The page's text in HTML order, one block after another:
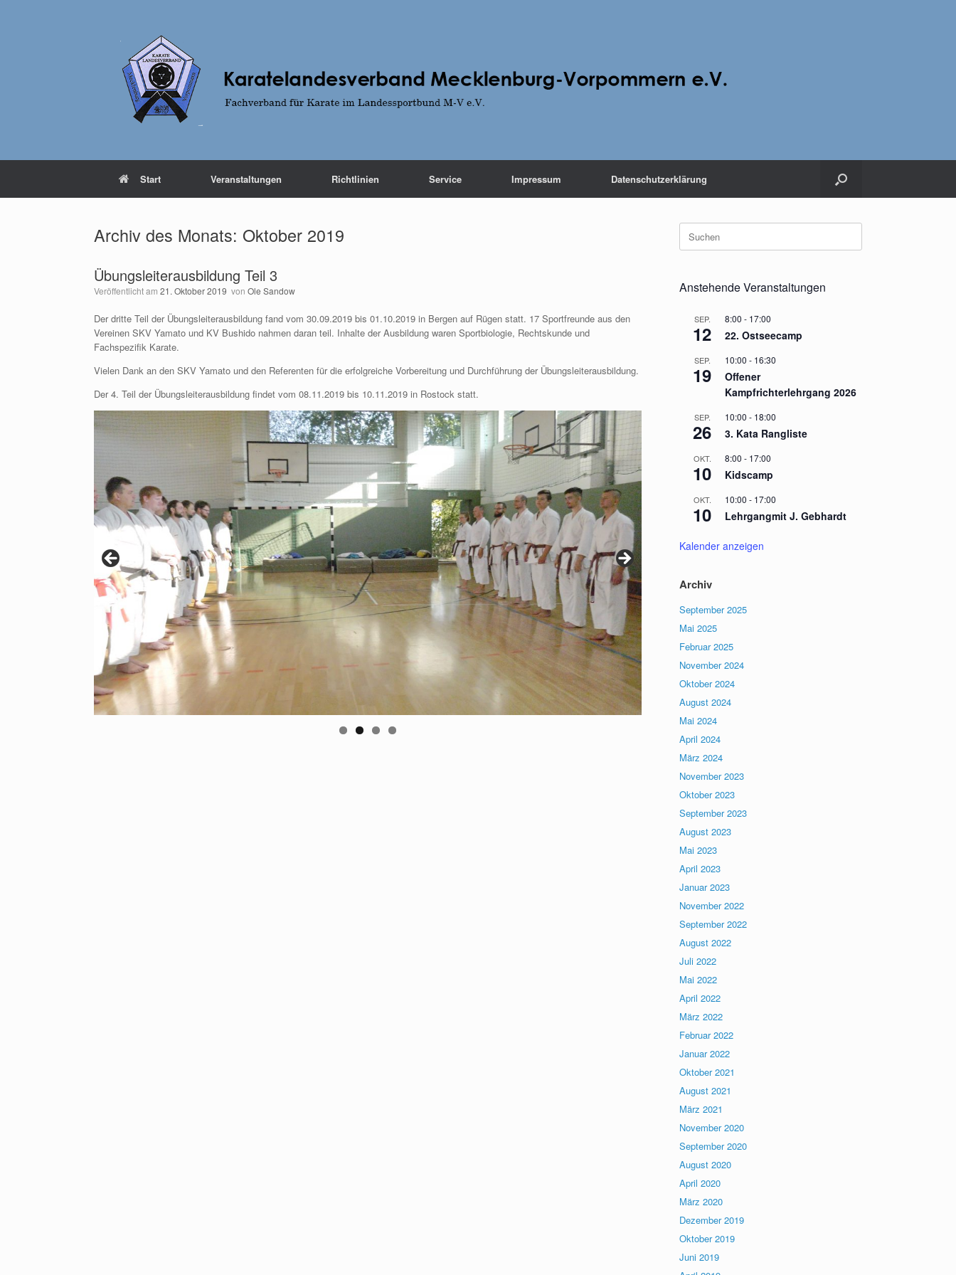
Start Veranstaltungen Richtlinien Service Impressum Datenschutzerklärung
Archiv des Monats: Oktober 2019
Übungsleiterausbildung Teil 3
Veröffentlicht am 21. Oktober 2019 von Ole Sandow
Der dritte Teil der Übungsleiterausbildung fand vom 30.09.2019 bis 01.10.2019 in Bergen auf Rügen statt. 17 Sportfreunde aus den
Vereinen SKV Yamato und KV Bushido nahmen daran teil. Inhalte der Ausbildung waren Sportbiologie, Rechtskunde und
Fachspezifik Karate.
Vielen Dank an den SKV Yamato und den Referenten für die erfolgreiche Vorbereitung und Durchführung der Übungsleiterausbildung.
Der 4. Teil der Übungsleiterausbildung findet vom 08.11.2019 bis 10.11.2019 in Rostock statt.
Suche
nach:
Anstehende Veranstaltungen
SEP.
12
8:00 - 17:00
22. Ostseecamp
SEP.
19
10:00 - 16:30
Offener
Kampfrichterlehrgang 2026
SEP.
26
10:00 - 18:00
3. Kata Rangliste
OKT.
10
8:00 - 17:00
Kidscamp
OKT.
10
10:00 - 17:00
Lehrgangmit J. Gebhardt
Kalender anzeigen
Archiv
September 2025
Mai 2025
Februar 2025
November 2024
Oktober 2024
August 2024
Mai 2024
April 2024
März 2024
November 2023
Oktober 2023
September 2023
August 2023
Mai 2023
April 2023
Januar 2023
November 2022
September 2022
August 2022
Juli 2022
Mai 2022
April 2022
März 2022
Februar 2022
Januar 2022
Oktober 2021
August 2021
März 2021
November 2020
September 2020
August 2020
April 2020
März 2020
Dezember 2019
Oktober 2019
Juni 2019